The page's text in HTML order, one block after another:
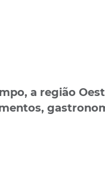
a região